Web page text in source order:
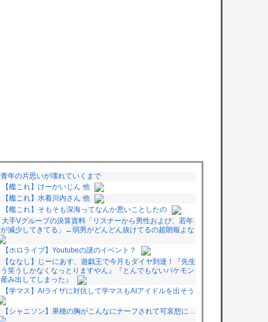
年の片思いが壊れていくまで
【艦これ】けーかいじん 他
【艦これ】水着川内さん 他
【艦これ】そもそも深海ってなんか悪いことしたの
大手Vグループの決算資料「リスナーから男性および、若年
減少してきてる」←弱男がどんどん抜けてるの超朗報よな
【ホロライブ】Youtubeの謎のイベント？
【ななし】じーにあす、遊戯王で今月もダイヤ到達！『先生
笑うしかなくなっとりますやん』『とんでもないバケモン
み出してしまった』
【学マス】AIライザに対抗して学マスもAIアイドルを出そう
【シャニソン】果穂の胸がこんなにナーフされて可哀想に…